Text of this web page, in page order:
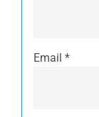
Email *